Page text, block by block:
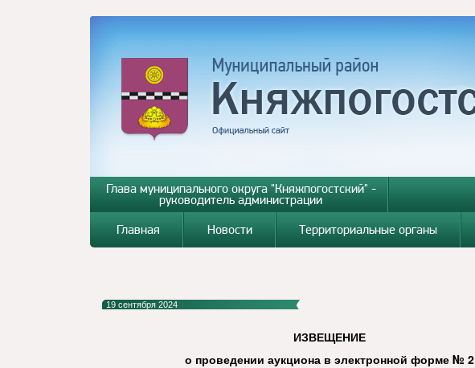
Глава муниципального округа "Княжпогостский" -
руководитель администрации
Главная Новости Территориальные органы
19 сентября 2024
ИЗВЕЩЕНИЕ
о проведении аукциона в электронной форме № 2